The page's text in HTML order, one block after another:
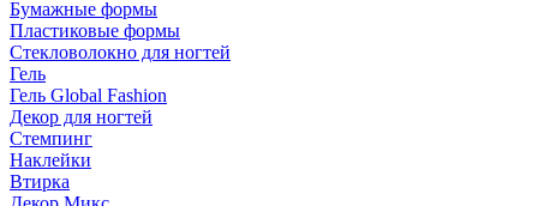
Бумажные формы
Пластиковые формы
Стекловолокно для ногтей
Гель
Гель Global Fashion
Декор для ногтей
Стемпинг
Наклейки
Втирка